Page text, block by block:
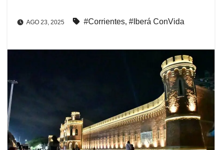
AGO 23, 2025 #Corrientes, #Iberá ConVida